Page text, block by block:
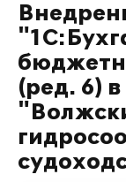
(ред. 6)